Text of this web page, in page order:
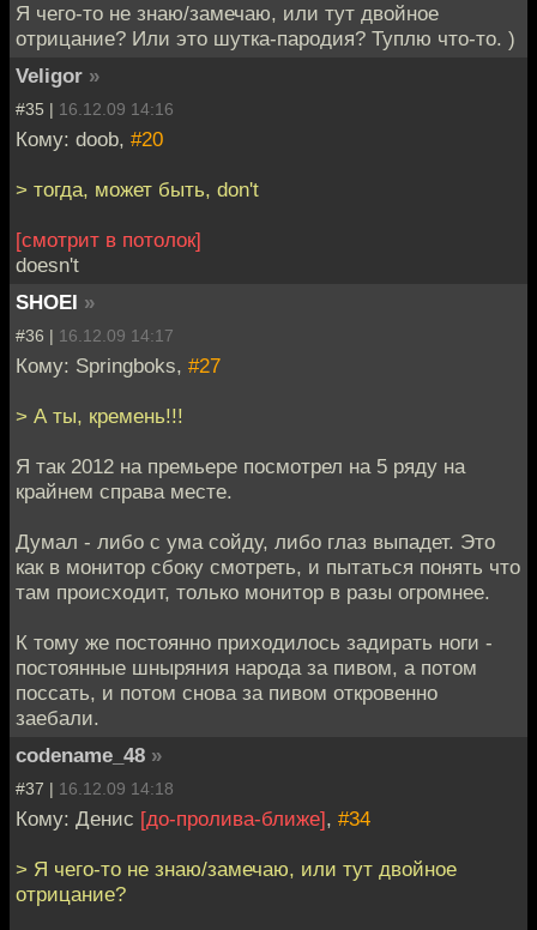
Я чего-то не знаю/замечаю, или тут двойное
отрицание? Или это шутка-пародия? Туплю что-то. )
Veligor »
#35 | 16.12.09 14:16
Кому: doob, #20
> тогда, может быть, don't
[смотрит в потолок]
doesn't
SHOEI »
#36 | 16.12.09 14:17
Кому: Springboks, #27
> А ты, кремень!!!
Я так 2012 на премьере посмотрел на 5 ряду на
крайнем справа месте.
Думал - либо с ума сойду, либо глаз выпадет. Это
как в монитор сбоку смотреть, и пытаться понять что
там происходит, только монитор в разы огромнее.
К тому же постоянно приходилось задирать ноги -
постоянные шныряния народа за пивом, а потом
поссать, и потом снова за пивом откровенно
заебали.
codename_48 »
#37 | 16.12.09 14:18
Кому: Денис [до-пролива-ближе], #34
> Я чего-то не знаю/замечаю, или тут двойное
отрицание?